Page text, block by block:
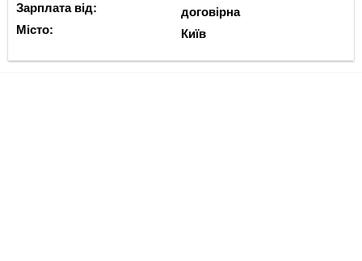
Зарплата від:
Місто:
договірна
Київ